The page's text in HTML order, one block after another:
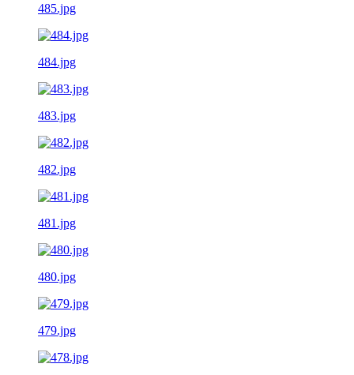
485.jpg
484.jpg
483.jpg
482.jpg
481.jpg
480.jpg
479.jpg